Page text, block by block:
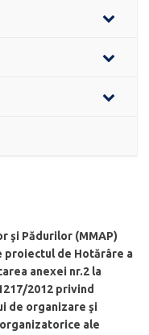
şi Pădurilor (MMAP)
proiectul de Hotărâre a
anexei nr.2 la
2012 privind
de organizare şi
ale